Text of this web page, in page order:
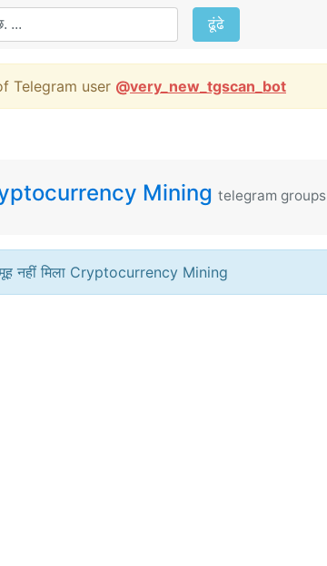
ढूंढे
Telegram user @very_new_tgscan_bot
Mining telegram groups
नहीं मिला Cryptocurrency Mining